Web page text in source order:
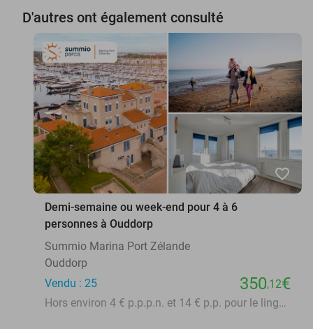
D'autres ont également consulté
favorite_border
Demi-semaine ou week-end pour 4 à 6
personnes à Ouddorp
Summio Marina Port Zélande
Ouddorp
Vendu : 25
350,12€
Hors environ 4 € p.p.p.n. et 14 € p.p. pour le linge de lit